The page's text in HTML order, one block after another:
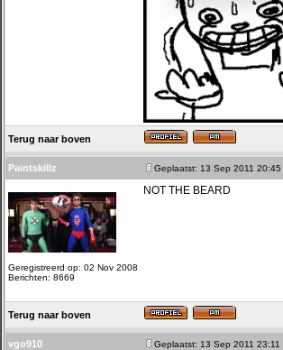
Terug naar boven
Paintskillz Geplaatst: 13 Sep 2011 20:45
Geregistreerd op: 02 Nov 2008
Berichten: 8669
NOT THE BEARD
Terug naar boven
vgo910 Geplaatst: 13 Sep 2011 23:11